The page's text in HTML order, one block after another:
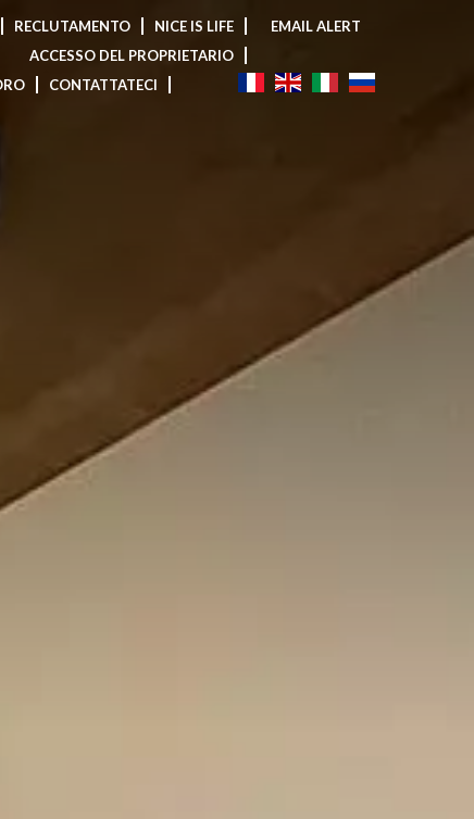
RECLUTAMENTO
NICE IS LIFE
ACCESSO DEL PROPRIETARIO
EMAIL ALERT
CONTATTATECI